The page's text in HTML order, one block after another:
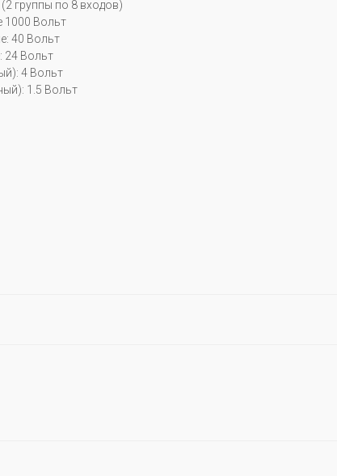
группы по 8 входов)
1000 Вольт
40 Вольт
24 Вольт
4 Вольт
1.5 Вольт